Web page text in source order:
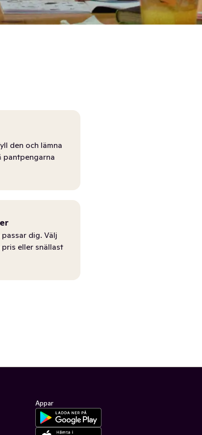
den och lämna
pantpengarna
passar dig. Välj
eller snällast
Appar